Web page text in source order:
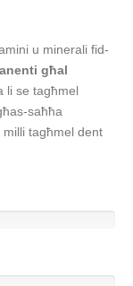
u minerali fid-
għal
li se tagħmel
saħħa
tagħmel dent